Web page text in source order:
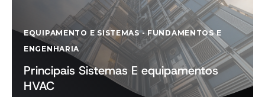
EQUIPAMENTO E SISTEMAS-FUNDAMENTOS E
ENGENHARIA
Principais Sistemas E equipamentos
HVAC